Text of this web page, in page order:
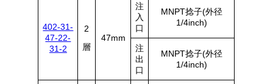
402-31-
47-22-
31-2
2
層
47mm
注
入
口
MNPT捻子(外径
1/4inch)
注
出
口
MNPT捻子(外径
1/4inch)